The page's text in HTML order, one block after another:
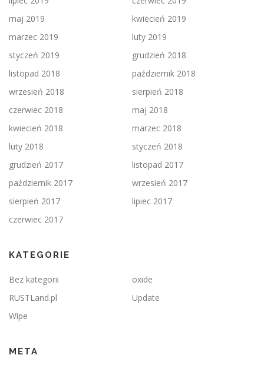
maj 2019
kwiecień 2019
marzec 2019
luty 2019
styczeń 2019
grudzień 2018
listopad 2018
październik 2018
wrzesień 2018
sierpień 2018
czerwiec 2018
maj 2018
kwiecień 2018
marzec 2018
luty 2018
styczeń 2018
grudzień 2017
listopad 2017
październik 2017
wrzesień 2017
sierpień 2017
lipiec 2017
czerwiec 2017
KATEGORIE
Bez kategorii
oxide
RUSTLand.pl
Update
Wipe
META